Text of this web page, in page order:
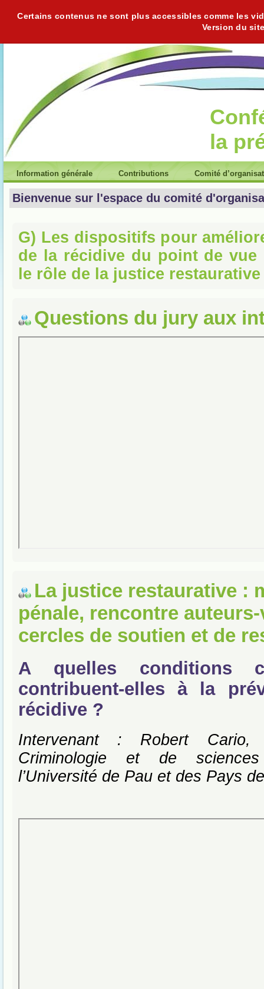
Certains contenus ne sont plus accessibles comme les
Version du
la
Information générale Contributions Comité
Bienvenue sur l'espace du comité
G) Les dispositifs pour
de la récidive du point de vue
le rôle de la justice restaurative
Questions du jury aux
La justice restaurative :
pénale, rencontre
cercles de soutien et de
A quelles conditions
contribuent-elles à la
récidive ?
Intervenant : Robert Cario,
Criminologie et de
l’Université de Pau et des Pays